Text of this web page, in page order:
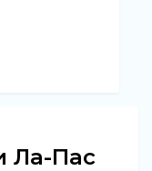
Ла-Пас